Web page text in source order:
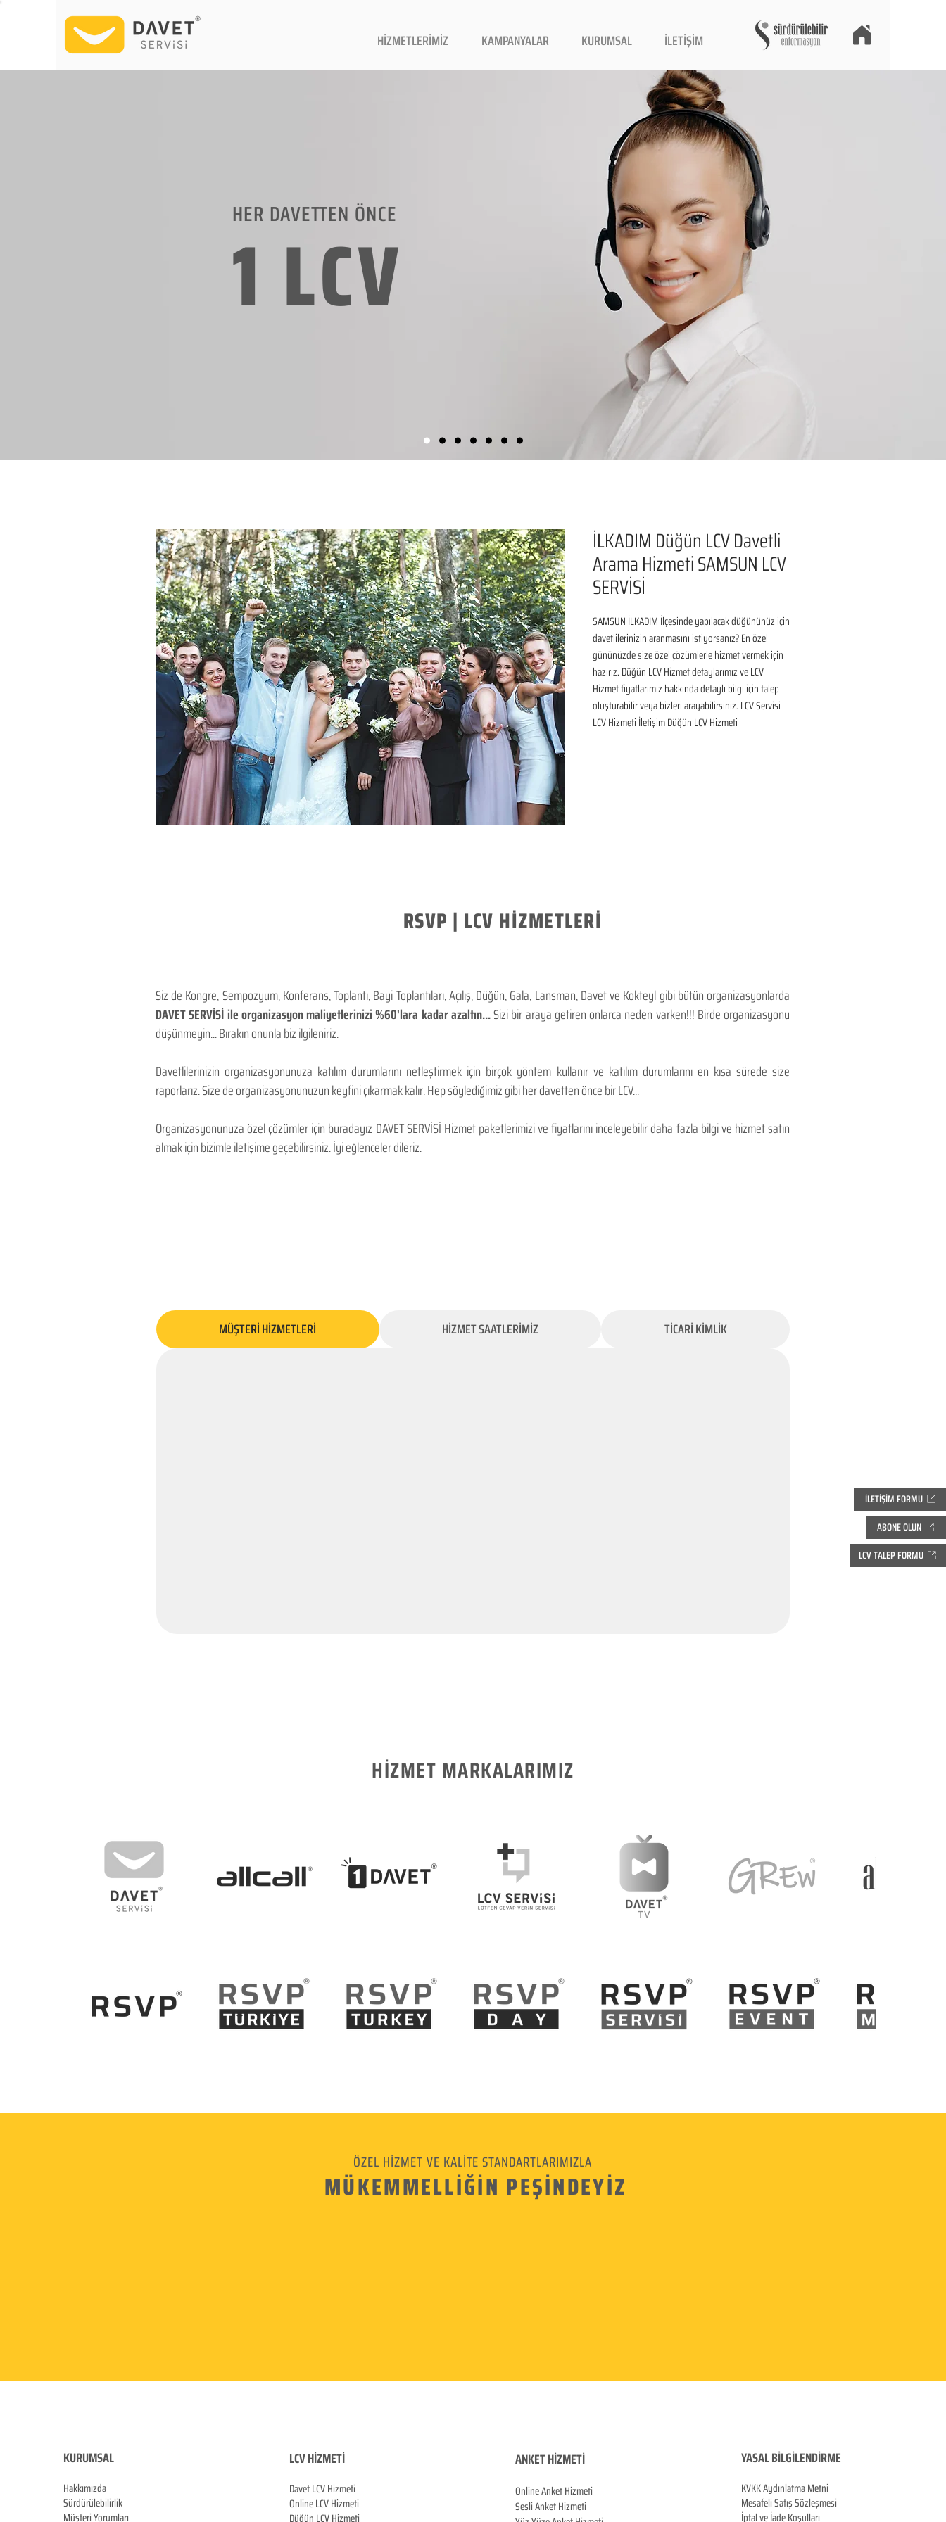
HİZMETLERİMİZ KAMPANYALAR KURUMSAL İLETİŞİM
ABONE OLUN
LCV TALEP FORMU
İLETİŞİM FORMU
HER DAVETTEN ÖNCE
1 LCV
İLKADIM Düğün LCV Davetli
Arama Hizmeti SAMSUN LCV
SERVİSİ
SAMSUN İLKADIM İlçesinde yapılacak düğününüz için
davetlilerinizin aranmasını istiyorsanız? En özel
gününüzde size özel çözümlerle hizmet vermek için
hazırız. Düğün LCV Hizmet detaylarımız ve LCV
Hizmet fiyatlarımız hakkında detaylı bilgi için talep
oluşturabilir veya bizleri arayabilirsiniz. LCV Servisi
LCV Hizmeti İletişim Düğün LCV Hizmeti
RSVP | LCV HİZMETLERİ
Siz de Kongre, Sempozyum, Konferans, Toplantı, Bayi Toplantıları, Açılış, Düğün, Gala, Lansman, Davet ve Kokteyl gibi bütün organizasyonlarda
DAVET SERVİSİ ile organizasyon maliyetlerinizi %60'lara kadar azaltın...Sizi bir araya getiren onlarca neden varken!!! Birde organizasyonu
düşünmeyin... Bırakın onunla biz ilgileniriz.
Davetlilerinizin organizasyonunuza katılım durumlarını netleştirmek için birçok yöntem kullanır ve katılım durumlarını en kısa sürede size
raporlarız. Size de organizasyonunuzun keyfini çıkarmak kalır. Hep söylediğimiz gibi her davetten önce bir LCV...
Organizasyonunuza özel çözümler için buradayız DAVET SERVİSİ Hizmet paketlerimizi ve fiyatlarını inceleyebilir daha fazla bilgi ve hizmet satın
almak için bizimle iletişime geçebilirsiniz. İyi eğlenceler dileriz.
MÜŞTERİ HİZMETLERİ HİZMET SAATLERİMİZ TİCARİ KİMLİK
HİZMET MARKALARIMIZ
ÖZEL HİZMET VE KALİTE STANDARTLARIMIZLA
MÜKEMMELLİĞİN PEŞİNDEYİZ
KURUMSAL
Hakkımızda
Sürdürülebilirlik
Müşteri Yorumları
LCV HİZMETİ
Davet LCV Hizmeti
Online LCV Hizmeti
ANKET HİZMETİ
Online Anket Hizmeti
Sesli Anket Hizmeti
YASAL BİLGİLENDİRME
KVKK AydınlatmaMetni
Mesafeli Satış Sözleşmesi
İptal ve İade Koşulları